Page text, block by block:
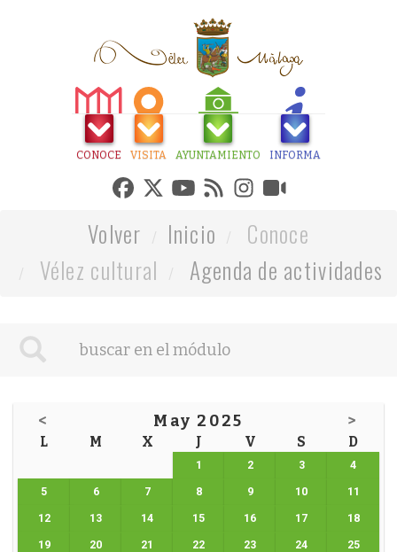
CONOCE VISITA AYUNTAMIENTO INFORMA
Volver Inicio
Conoce
Vélez cultural
Agenda de actividades
< May 2025 >
L M X J V S D
1 2 3 4
5 6 7 8 9 10 11
12 13 14 15 16 17 18
19 20 21 22 23 24 25